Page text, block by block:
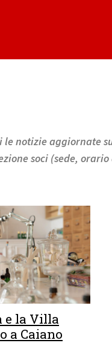
notizie aggiornate
soci (sede,
e la Villa
a Caiano